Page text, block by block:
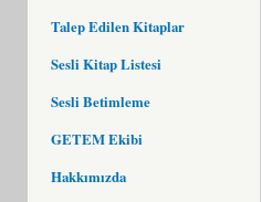
Talep Edilen Kitaplar
Sesli Kitap Listesi
Sesli Betimleme
GETEM Ekibi
Hakkımızda